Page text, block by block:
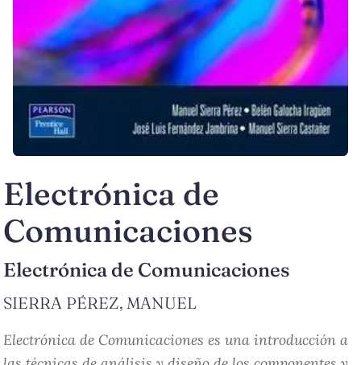
Electrónica de
Comunicaciones
Electrónica de Comunicaciones
SIERRA PÉREZ, MANUEL
Electrónica de Comunicaciones es una introducción a